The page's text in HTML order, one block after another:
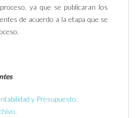
ya que se publicaran los
de acuerdo a la etapa que se
y Presupuesto.